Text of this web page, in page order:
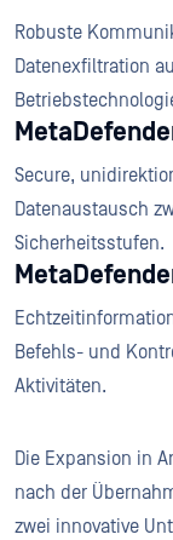
Robuste
Datenexfiltration
Secure,
Datenaustausch
Sicherheitsstufen.
Befehls- und
Aktivitäten.
Die Expansion in
nach der
zwei innovative